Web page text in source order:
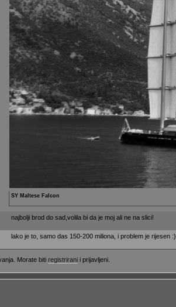
SY Maltese Falcon
najbolji brod do sad,volila bi da je moj ali ne na slici!
lako je to, samo das 150-200 miliona, i problem je rijesen :)
Morate biti registrirani i prijavljeni.